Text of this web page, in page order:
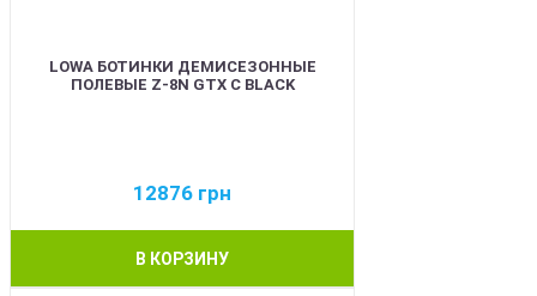
LOWA БОТИНКИ ДЕМИСЕЗОННЫЕ
ПОЛЕВЫЕ Z-8N GTX C BLACK
12876 грн
В КОРЗИНУ